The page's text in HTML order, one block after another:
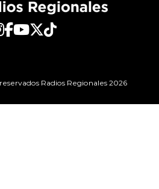
Radios Regionales 2026